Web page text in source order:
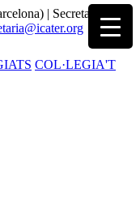
| Secretaria 93
COL·LEGIA'T